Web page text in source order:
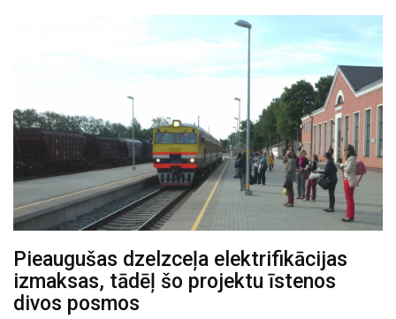
Pieaugušas dzelzceļa elektrifikācijas
izmaksas, tādēļ šo projektu īstenos
divos posmos